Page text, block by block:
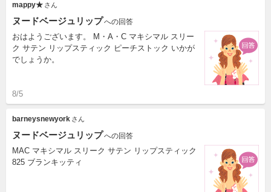
mappy★ さん
ヌードベージュリップへの回答
おはようございます。 M・A・C マキシマル スリー
ク サテン リップスティック ピーチストック いかが
でしょうか。
8/5
barneysnewyork さん
ヌードベージュリップへの回答
MAC マキシマル スリーク サテン リップスティック
825 ブランキッティ